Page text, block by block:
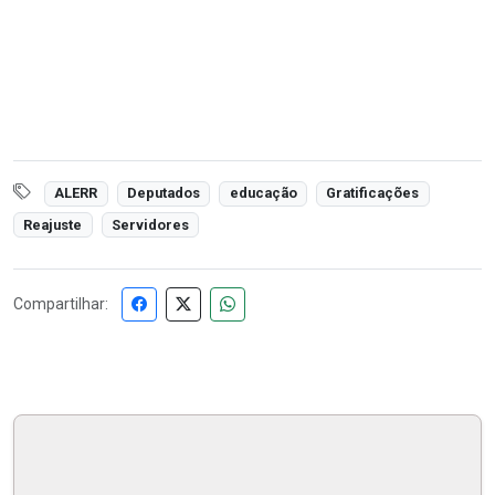
ALERR Deputados educação
Gratificações
Reajuste
Servidores
Compartilhar: